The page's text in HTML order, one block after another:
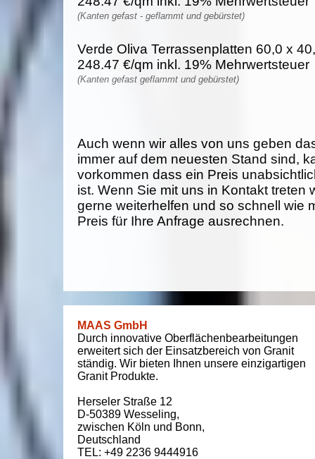
(Kanten gefast - geflammt und gebürstet)
Verde Oliva Terrassenplatten 60,0 x
248.47 €/qm inkl. 19% Mehrwertsteuer
(Kanten gefast geflammt und gebürstet)
Auch wenn wir alles von uns geben
immer auf dem neuesten Stand sind,
vorkommen dass ein Preis
ist. Wenn Sie mit uns in Kontakt treten
gerne weiterhelfen und so schnell wie
Preis für Ihre Anfrage ausrechnen.
MAAS GmbH
Durch innovative Oberflächenbearbeitungen
erweitert sich der Einsatzbereich von Granit
ständig. Wir bieten Ihnen unsere einzigartigen
Granit Produkte.
Herseler Straße 12
D-50389 Wesseling,
zwischen Köln und Bonn,
Deutschland
TEL: +49 2236 9444916